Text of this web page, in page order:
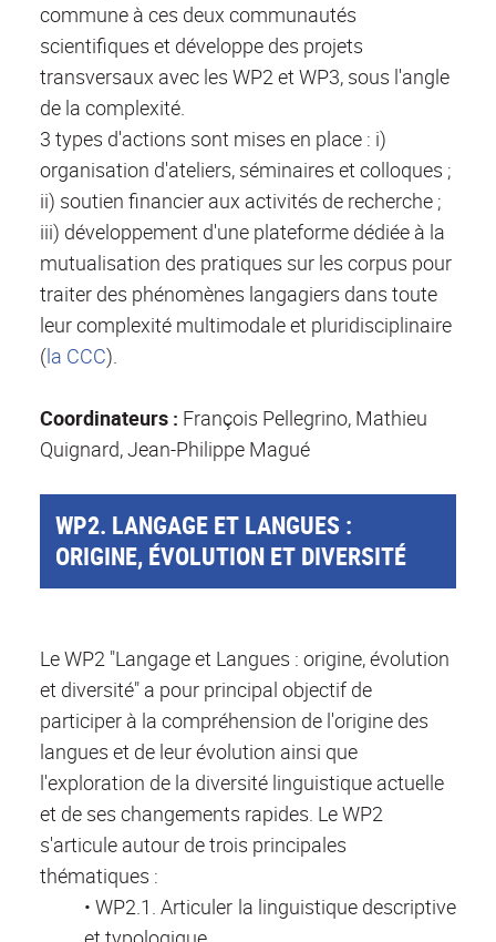
commune à ces deux communautés
scientifiques et développe des projets
transversaux avec les WP2 et WP3, sous l'angle
de la complexité.
3 types d'actions sont mises en place : i)
organisation d'ateliers, séminaires et colloques ;
ii) soutien financier aux activités de recherche ;
iii) développement d'une plateforme dédiée à la
mutualisation des pratiques sur les corpus pour
traiter des phénomènes langagiers dans toute
leur complexité multimodale et pluridisciplinaire
(la CCC).
Coordinateurs : François Pellegrino, Mathieu
Quignard, Jean-Philippe Magué
WP2. LANGAGE ET LANGUES :
ORIGINE, ÉVOLUTION ET DIVERSITÉ
Le WP2 "Langage et Langues : origine, évolution
et diversité" a pour principal objectif de
participer à la compréhension de l'origine des
langues et de leur évolution ainsi que
l'exploration de la diversité linguistique actuelle
et de ses changements rapides. Le WP2
s'articule autour de trois principales
thématiques :
• WP2.1. Articuler la linguistique descriptive